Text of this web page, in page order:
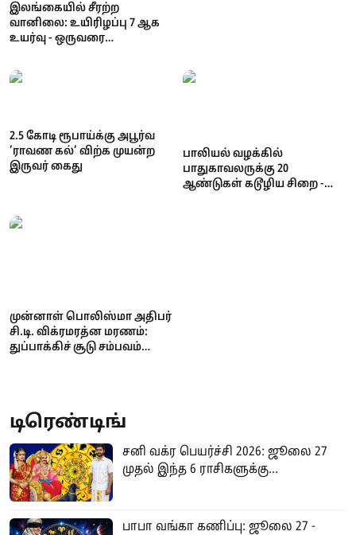
இலங்கையில் சீரற்ற
வானிலை: உயிரிழப்பு 7 ஆக
உயர்வு - ஒருவரை
நுவரெலியா
பாடசாலைகளுக்கு விடுமுறை
2.5 கோடி ரூபாய்க்கு அபூர்வ
’ராவண கல்’ விற்க முயன்ற
இருவர் கைது
பாலியல் வழக்கில்
பாதுகாவலருக்கு 20
ஆண்டுகள் கடூழிய சிறை -
முன்னாள் பொலிஸ்மா அதிபர்
சி.டி. விக்ரமரத்ன மரணம்:
துப்பாக்கிச் சூடு சம்பவம்
டிரெண்டிங்
சனி வக்ர பெயர்ச்சி 2026: ஜூலை 27
முதல் இந்த 6 ராசிகளுக்கு...
பாபா வங்கா கணிப்பு: ஜூலை 27 -